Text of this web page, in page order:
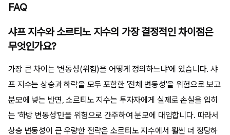
FAQ
샤프 지수와 소르티노 지수의 가장 결정적인 차이점은
무엇인가요?
가장 큰 차이는 '변동성(위험)을 어떻게 정의하느냐'에 있습니다. 샤
프 지수는 상승과 하락을 모두 포함한 '전체 변동성'을 위험으로 보고
분모에 넣는 반면, 소르티노 지수는 투자자에게 실제로 손실을 입히
는 '하방 변동성'만을 위험으로 간주하여 분모에 대입합니다. 따라서
상승 변동성이 큰 우량한 전략은 소르티노 지수에서 훨씬 더 정당하